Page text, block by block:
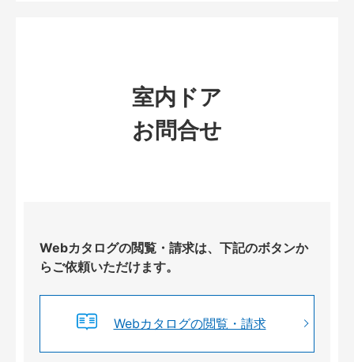
室内ドア
お問合せ
Webカタログの閲覧・請求は、下記のボタンか
らご依頼いただけます。
Webカタログの閲覧・請求